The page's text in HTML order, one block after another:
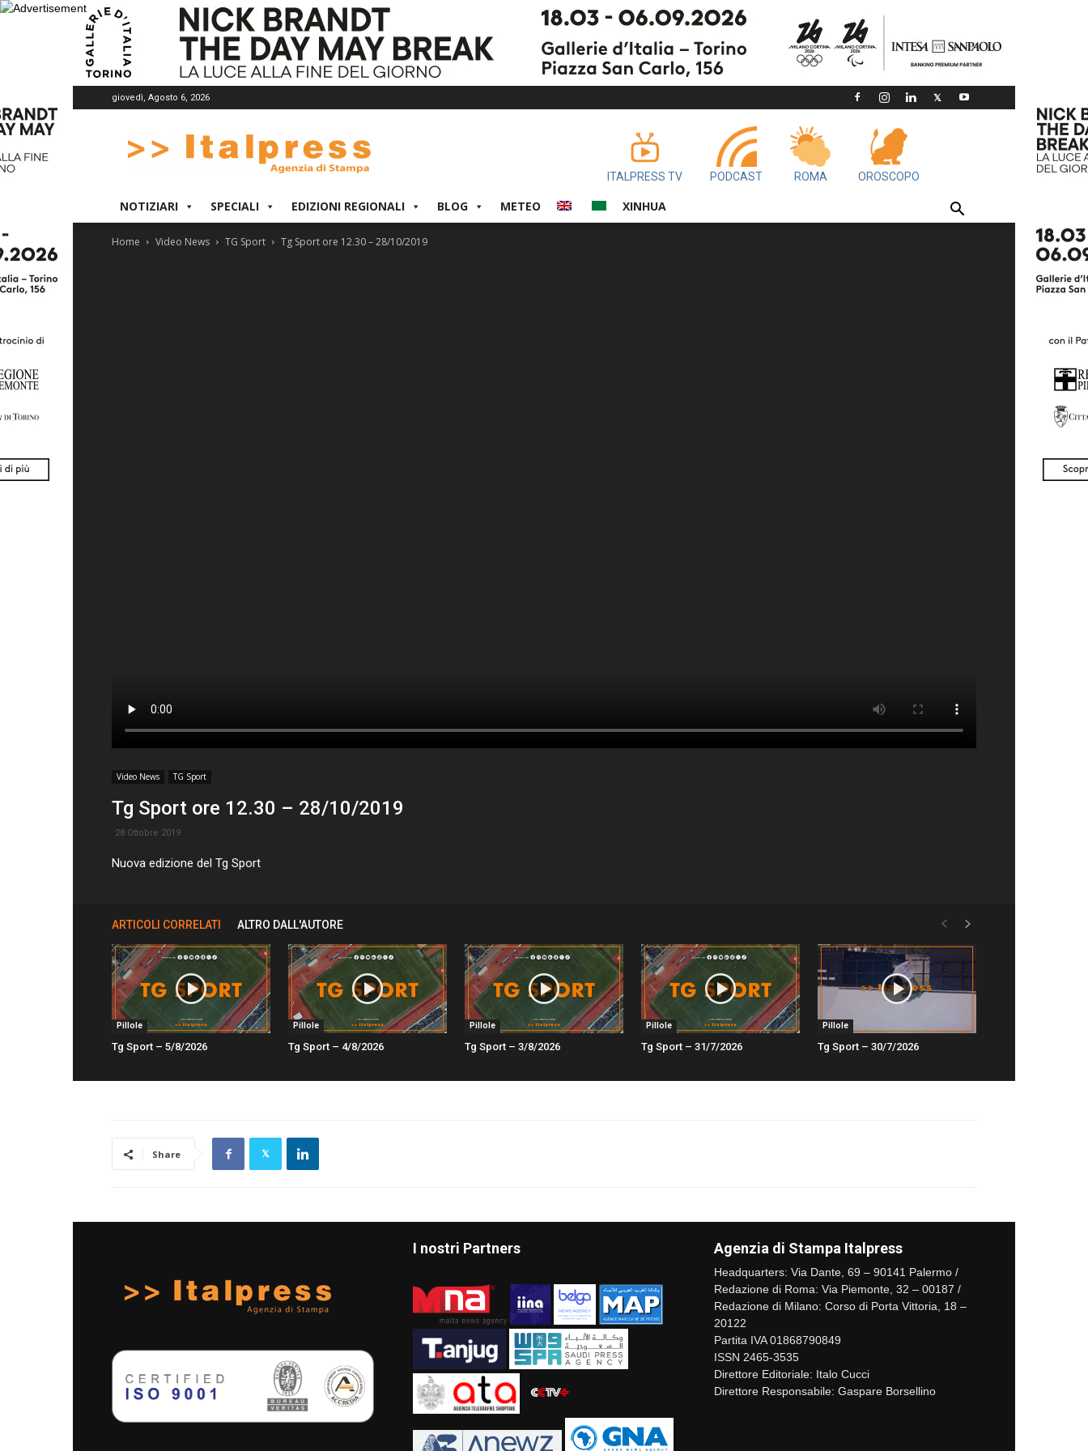
giovedì, Agosto 6, 2026
ITALPRESS TV PODCAST ROMA OROSCOPO
NOTIZIARI SPECIALI EDIZIONI REGIONALI BLOG METEO XINHUA
Home Video News TG Sport Tg Sport ore 12.30 – 28/10/2019
Video News TG Sport
Tg Sport ore 12.30 – 28/10/2019
28 Ottobre 2019
Nuova edizione del Tg Sport
ARTICOLI CORRELATI ALTRO DALL'AUTORE
Pillole
Tg Sport – 5/8/2026
Pillole
Tg Sport – 4/8/2026
Pillole
Tg Sport – 3/8/2026
Pillole
Tg Sport – 31/7/2026
Pillole
Tg Sport – 30/7/2026
Share
I nostri Partners Agenzia di Stampa Italpress
Headquarters: Via Dante, 69 – 90141 Palermo /
Redazione di Roma: Via Piemonte, 32 – 00187 /
Redazione di Milano: Corso di Porta Vittoria, 18 –
20122
Partita IVA 01868790849
ISSN 2465-3535
Direttore Editoriale: Italo Cucci
Direttore Responsabile: Gaspare Borsellino